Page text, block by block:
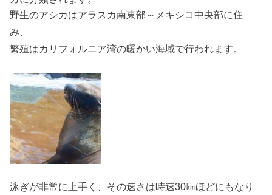
野生のアシカはアラスカ南東部～メキシコ中央部に住
み、
繁殖はカリフォルニア湾の暖かい海域で行われます。
泳ぎが非常に上手く、その速さは時速30㎞ほどにもなり